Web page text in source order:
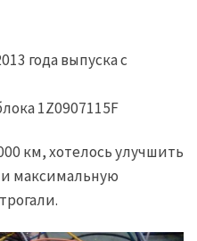
года выпуска с
1Z0907115F
км, хотелось улучшить
максимальную